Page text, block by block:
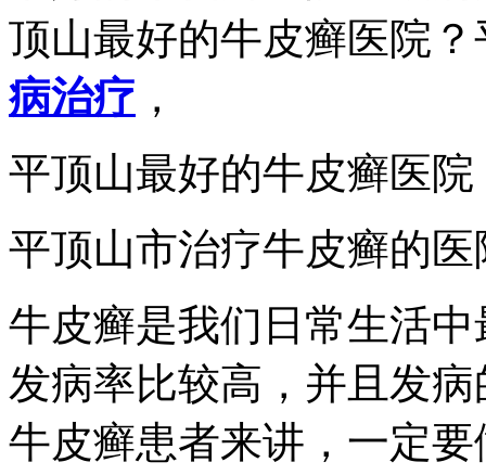
顶山最好的牛皮癣医院
病治疗 ，
平顶山最好的牛皮癣医院
平顶山市治疗牛皮癣的医
牛皮癣是我们日常生活
发病率比较高，并且发
牛皮癣患者来讲，一定